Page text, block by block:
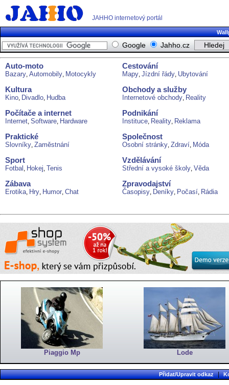
JAHHO internetový portál
Google Jahho.cz
Auto-moto
Bazary, Automobily, Motocykly
Kultura
Kino, Divadlo, Hudba
Počítače a internet
Internet, Software, Hardware
Praktické
Slovníky, Zaměstnání
Sport
Fotbal , Hokej, Tenis
Zábava
Erotika, Hry, Humor, Chat
Cestování
Mapy, Jízdní řády, Ubytování
Obchody a služby
Internetové obchody, Reality
Podnikání
Instituce, Reality, Reklama
Společnost
Osobní stránky, Zdraví, Móda
Vzdělávání
Střední a vysoké školy, Věda
Zpravodajství
Časopisy, Deníky, Počasí, Rádia
Piaggio Mp Lode
Přidat/Upravit odkaz |